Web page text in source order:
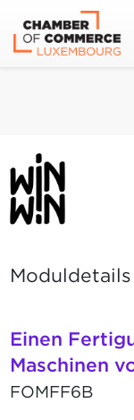
Einen
Maschinen
FOMFF6B